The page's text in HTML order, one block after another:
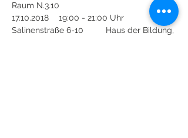
Raum N.3.10
17.10.2018 	19:00 - 21:00 Uhr
Salinenstraße 6-10 	Haus der Bildung,